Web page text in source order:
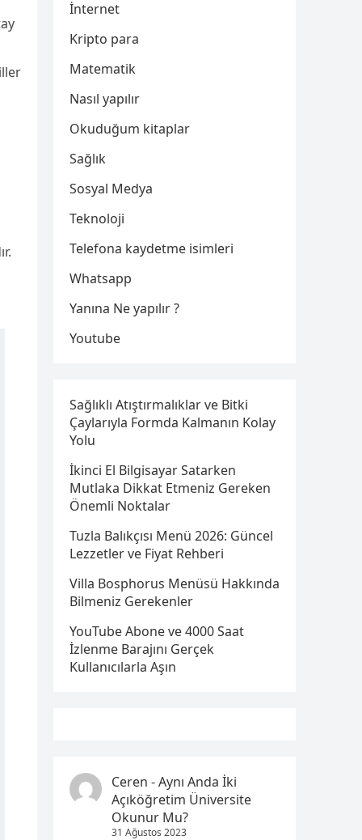
İnternet
Kripto para
Matematik
Nasıl yapılır
Okuduğum kitaplar
Sağlık
Sosyal Medya
Teknoloji
Telefona kaydetme isimleri
Whatsapp
Yanına Ne yapılır ?
Youtube
Sağlıklı Atıştırmalıklar ve Bitki
Çaylarıyla Formda Kalmanın Kolay
Yolu
İkinci El Bilgisayar Satarken
Mutlaka Dikkat Etmeniz Gereken
Önemli Noktalar
Tuzla Balıkçısı Menü 2026: Güncel
Lezzetler ve Fiyat Rehberi
Villa Bosphorus Menüsü Hakkında
Bilmeniz Gerekenler
YouTube Abone ve 4000 Saat
İzlenme Barajını Gerçek
Kullanıcılarla Aşın
Ceren -Aynı Anda İki
Açıköğretim Üniversite
Okunur Mu?
31 Ağustos 2023